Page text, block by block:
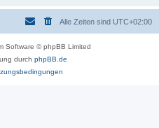
Alle Zeiten sind UTC+02:00
Software © phpBB Limited
durch phpBB.de